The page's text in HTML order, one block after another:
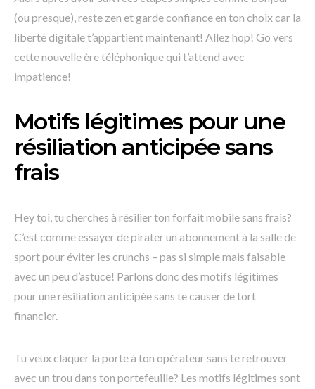
(ou presque), reste zen et garde confiance en ton choix car la
liberté digitale t’appartient maintenant! Allez hop! Go vers
cette nouvelle ère téléphonique qui t’attend avec
impatience!
Motifs légitimes pour une
résiliation anticipée sans
frais
Hey toi, tu cherches à résilier ton forfait mobile sans frais?
C’est comme essayer de pirater un abonnement à la salle de
sport pour éviter les crunchs – pas si simple mais faisable
avec un peu d’astuce! Parlons donc des motifs légitimes
pour une résiliation anticipée sans te causer de tort
financier.
Tu veux claquer la porte à ton opérateur sans te retrouver
avec un trou dans ton portefeuille? Les motifs légitimes sont